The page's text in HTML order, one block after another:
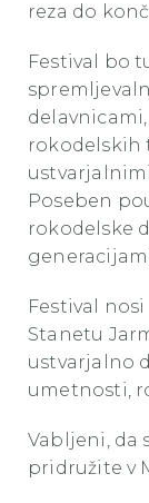
reza do
Festival bo
rokodelskih
Poseben
rokodelske
Festival
Stanetu
ustvarjalno
umetnosti,
Vabljeni, da
pridružite v